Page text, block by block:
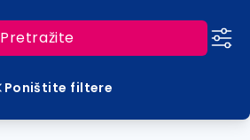
Pretražite
Poništite filtere